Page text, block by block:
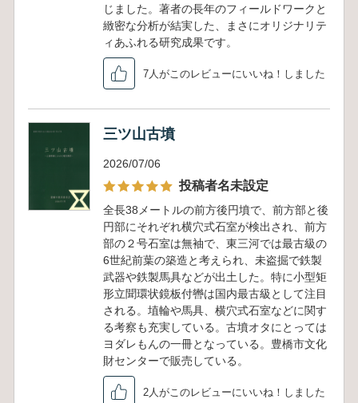
じました。著者の長年のフィールドワークと
緻密な分析が結実した、まさにオリジナリテ
ィあふれる研究成果です。
7人がこのレビューにいいね！しました
三ツ山古墳
2026/07/06
投稿者名未設定
全長38メートルの前方後円墳で、前方部と後
円部にそれぞれ横穴式石室が検出され、前方
部の２号石室は無袖で、東三河では最古級の
6世紀前葉の築造と考えられ、未盗掘で鉄製
武器や鉄製馬具などが出土した。特に小型矩
形立聞環状鏡板付轡は国内最古級として注目
される。埴輪や馬具、横穴式石室などに関す
る考察も充実している。古墳オタにとっては
ヨダレもんの一冊となっている。豊橋市文化
財センターで販売している。
2人がこのレビューにいいね！しました